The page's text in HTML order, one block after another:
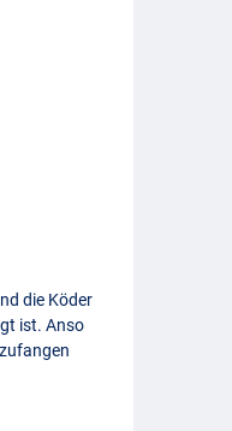
die Köder
ist. Anso